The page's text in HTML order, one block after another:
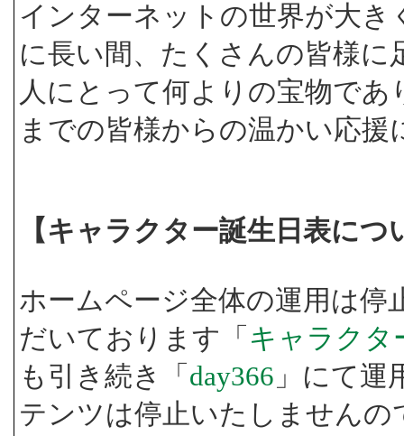
インターネットの世界が大
に長い間、たくさんの皆様
人にとって何よりの宝物で
までの皆様からの温かい応
【キャラクター誕生日表に
ホームページ全体の運用は停
だいております「 キャラクタ
も引き続き「 day366 」にて
テンツは停止いたしません